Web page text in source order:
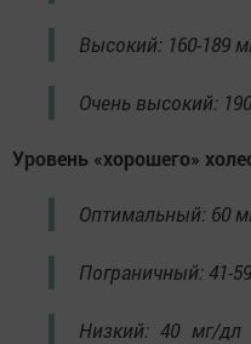
Высокий: 160-189
Очень высокий:
Уровень «хорошего»
Оптимальный: 60
Пограничный: 41-
Низкий: 40 мг/